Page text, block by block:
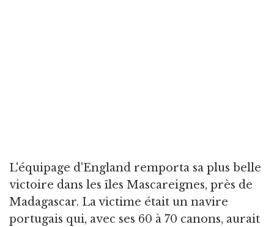
L'équipage d'England remporta sa plus belle
victoire dans les îles Mascareignes, près de
Madagascar. La victime était un navire
portugais qui, avec ses 60 à 70 canons, aurait